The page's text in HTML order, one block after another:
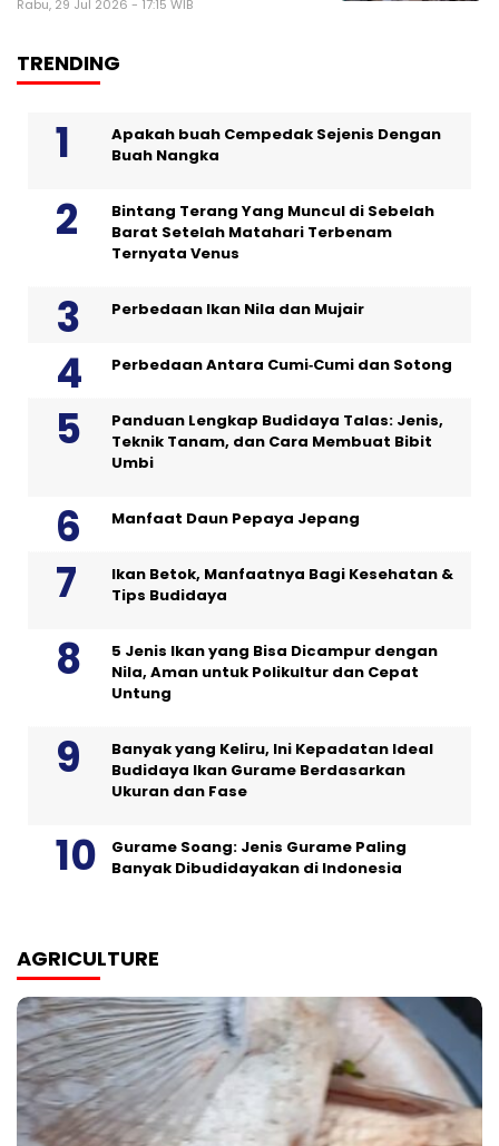
Rabu, 29 Jul 2026 - 17:15 WIB
TRENDING
Apakah buah Cempedak Sejenis Dengan
Buah Nangka
Bintang Terang Yang Muncul di Sebelah
Barat Setelah Matahari Terbenam
Ternyata Venus
Perbedaan Ikan Nila dan Mujair
Perbedaan Antara Cumi‑Cumi dan Sotong
Panduan Lengkap Budidaya Talas: Jenis,
Teknik Tanam, dan Cara Membuat Bibit
Umbi
Manfaat Daun Pepaya Jepang
Ikan Betok, Manfaatnya Bagi Kesehatan &
Tips Budidaya
5 Jenis Ikan yang Bisa Dicampur dengan
Nila, Aman untuk Polikultur dan Cepat
Untung
Banyak yang Keliru, Ini Kepadatan Ideal
Budidaya Ikan Gurame Berdasarkan
Ukuran dan Fase
Gurame Soang: Jenis Gurame Paling
Banyak Dibudidayakan di Indonesia
AGRICULTURE